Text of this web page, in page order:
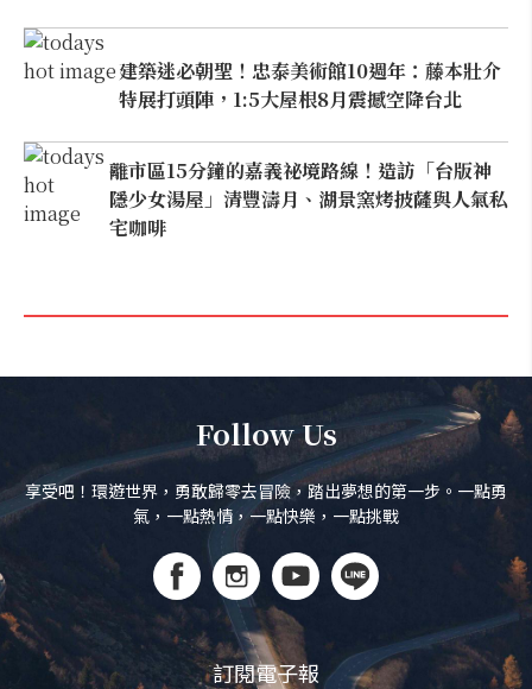
建築迷必朝聖！忠泰美術館10週年：藤本壯介
特展打頭陣，1:5大屋根8月震撼空降台北
離市區15分鐘的嘉義祕境路線！造訪「台版神
隱少女湯屋」清豐濤月、湖景窯烤披薩與人氣私
宅咖啡
Follow Us
享受吧！環遊世界，勇敢歸零去冒險，踏出夢想的第一步。一點勇
氣，一點熱情，一點快樂，一點挑戰
訂閱電子報